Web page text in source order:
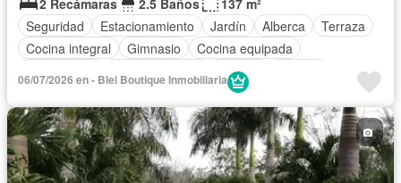
2 Recámaras
2.5 Baños
137 m²
Seguridad
Estacionamiento Jardín Alberca
Terraza
Cocina integral
Gimnasio
Cocina equipada
Internet
Circuito cerrado de televisión
Electricidad
Cancha de tenis
Vista panorámica
Recámara con closet
Caseta de vigilancia
Sin amueblar
06/07/2026 en - Blei Boutique Inmobiliaria